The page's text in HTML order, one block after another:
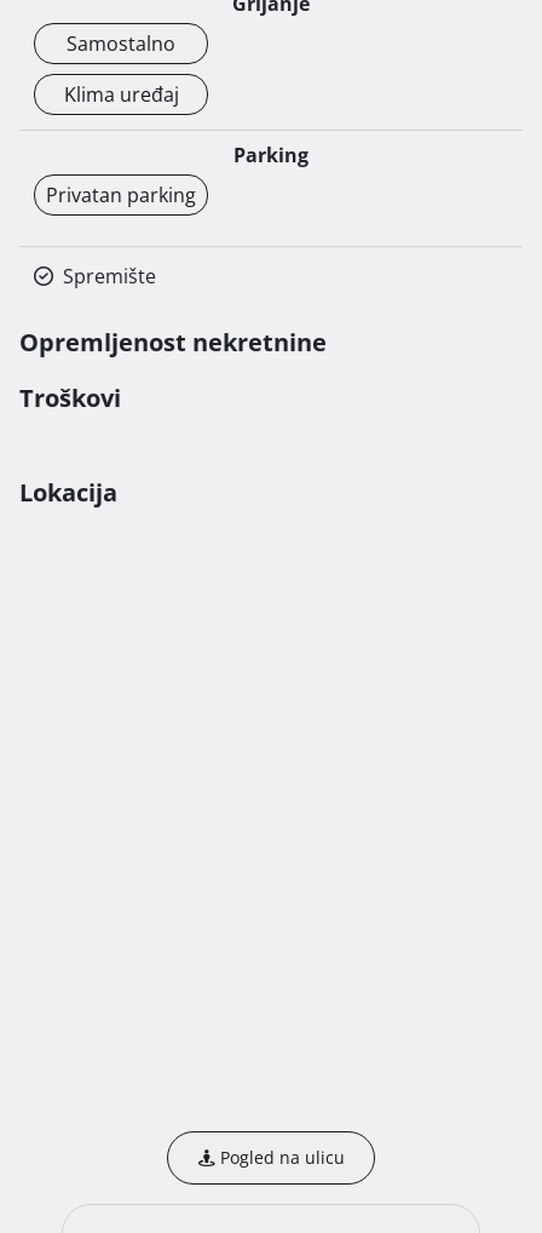
Zatvoreno vanjsko spremište za alat i namještaj
Dodatne informacije:
Stan je prozračan i pun prirodnog svjetla, savršen za
obitelji s djecom i kućnim ljubimcima. Također je
izvrsna prilika za turistički najam – trenutno se koristi
kao uhodan posao s odličnim recenzijama.
Stanu je pristup moguć samo stepenicama od
parkinga, 2 etaže niže.
Čisto vlasništvo i spreman za preuzimanje!
Samostalno
Klima uređaj
Parking
Privatan parking
Spremište
Opremljenost nekretnine
Troškovi
Lokacija
Pogled na ulicu